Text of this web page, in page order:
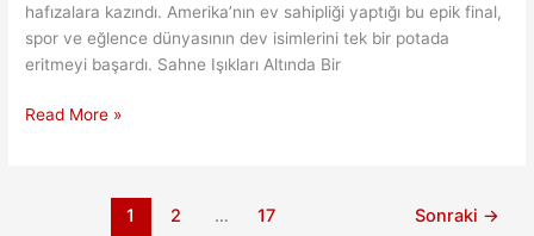
hafızalara kazındı. Amerika’nın ev sahipliği yaptığı bu epik final,
spor ve eğlence dünyasının dev isimlerini tek bir potada
eritmeyi başardı. Sahne Işıkları Altında Bir
Matadorlar
Read More »
1 2 … 17 Sonraki →